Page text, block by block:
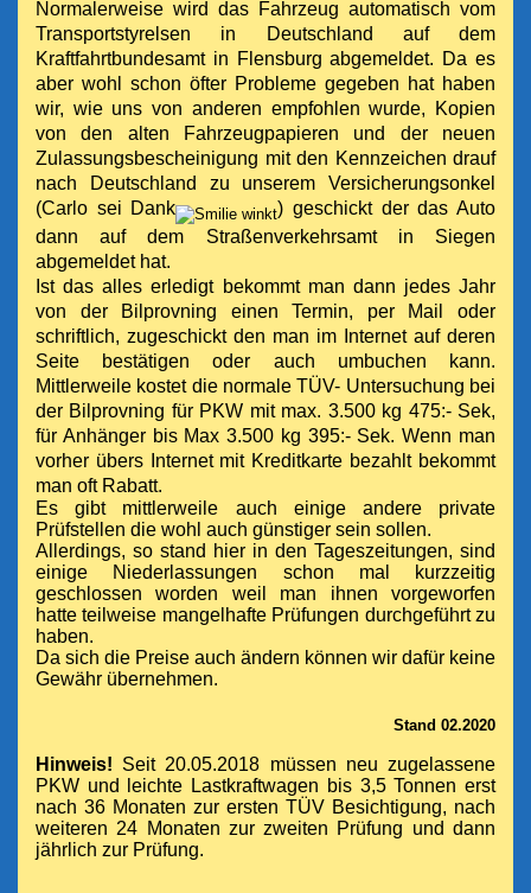
Normalerweise wird das Fahrzeug automatisch vom
Transportstyrelsen in Deutschland auf dem
Kraftfahrtbundesamt in Flensburg abgemeldet. Da es
aber wohl schon öfter Probleme gegeben hat haben
wir, wie uns von anderen empfohlen wurde, Kopien
von den alten Fahrzeugpapieren und der neuen
Zulassungsbescheinigung mit den Kennzeichen drauf
nach Deutschland zu unserem Versicherungsonkel
(Carlo sei Dank
) geschickt der das Auto
dann auf dem Straßenverkehrsamt in Siegen
abgemeldet hat.
Ist das alles erledigt bekommt man dann jedes Jahr
von der Bilprovning einen Termin, per Mail oder
schriftlich, zugeschickt den man im Internet auf deren
Seite bestätigen oder auch umbuchen kann.
Mittlerweile kostet die normale TÜV- Untersuchung bei
der Bilprovning für PKW mit max. 3.500 kg 475:- Sek,
für Anhänger bis Max 3.500 kg 395:- Sek. Wenn man
vorher übers Internet mit Kreditkarte bezahlt bekommt
man oft Rabatt.
Es gibt mittlerweile auch einige andere private
Prüfstellen die wohl auch günstiger sein sollen.
Allerdings, so stand hier in den Tageszeitungen, sind
einige Niederlassungen schon mal kurzzeitig
geschlossen worden weil man ihnen vorgeworfen
hatte teilweise mangelhafte Prüfungen durchgeführt zu
haben.
Da sich die Preise auch ändern können wir dafür keine
Gewähr übernehmen.
Stand 02.2020
Hinweis! Seit 20.05.2018 müssen neu zugelassene
PKW und leichte Lastkraftwagen bis 3,5 Tonnen erst
nach 36 Monaten zur ersten TÜV Besichtigung, nach
weiteren 24 Monaten zur zweiten Prüfung und dann
jährlich zur Prüfung.